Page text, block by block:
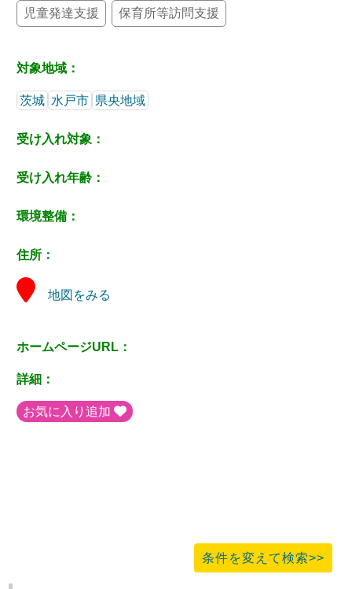
児童発達支援 保育所等訪問支援
対象地域：
茨城 水戸市 県央地域
受け入れ対象：
受け入れ年齢：
環境整備：
住所：
地図をみる
ホームページURL：
詳細：
お気に入り追加
条件を変えて検索>>